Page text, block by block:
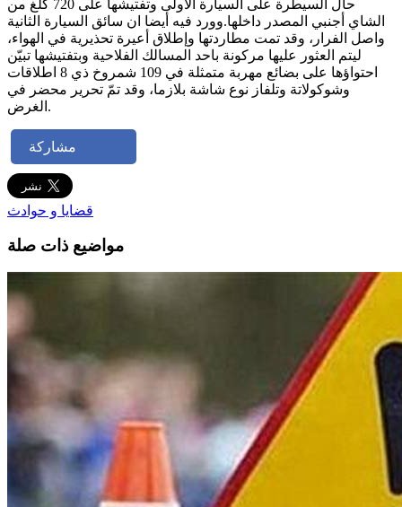
حال السيطرة على السيارة الأولى وتفتيشها على 720 كلغ من
الشاي أجنبي المصدر داخلها.وورد فيه أيضا ان سائق السيارة الثانية
واصل الفرار، وقد تمت مطاردتها وإطلاق أعيرة تحذيرية في الهواء،
ليتم العثور عليها مركونة باحد المسالك الفلاحية وبتفتيشها تبيّن
احتواؤها على بضائع مهربة متمثلة في 109 شمروخ ذي 8 اطلاقات
وشوكولاتة وتلفاز نوع شاشة بلازما، وقد تمّ تحرير محضر في
الغرض.
مشاركة
قضايا و حوادث
مواضيع ذات صلة